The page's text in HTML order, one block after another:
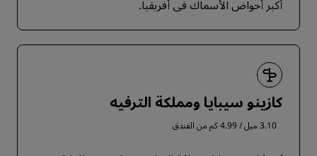
أكبر أحواض الأسماك في أفريقيا.
كازينو سيبايا ومملكة الترفيه
3.10 ميل / 4.99 كم من الفندق